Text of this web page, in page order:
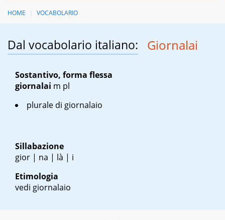
HOME VOCABOLARIO
Dal vocabolario italiano: Giornalai
Sostantivo, forma flessa
giornalai m pl
plurale di giornalaio
Sillabazione
gior | na | là | i
Etimologia
vedi giornalaio